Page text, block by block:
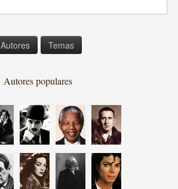
Autores Temas
Autores populares